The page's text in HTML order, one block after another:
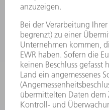
PRODUKTE
LASER
LEISTUNGSELEKTRONIK
ELEKTROWERKZEUGE
SMART FACTORY
SOFTWARE
SERVICES
ANWENDUNGEN
BRANCHEN
UNTERNEHMEN